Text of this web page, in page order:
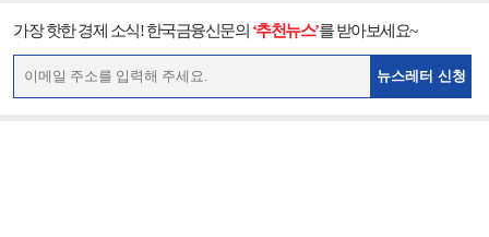
가장 핫한 경제 소식! 한국금융신문의 ‘추천뉴스’를 받아보세요~
뉴스레터 신청